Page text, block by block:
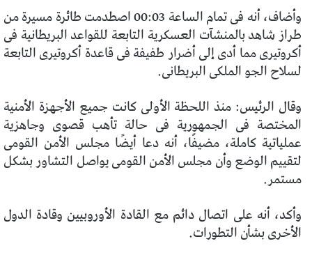
وأضاف، أنه فى تمام الساعة 00:03 اصطدمت طائرة مسيرة من
طراز شاهد بالمنشآت العسكرية التابعة للقواعد البريطانية فى
أكروتيرى مما أدى إلى أضرار طفيفة فى قاعدة أكروتيرى التابعة
لسلاح الجو الملكى البريطانى.
وقال الرئيس: منذ اللحظة الأولى كانت جميع الأجهزة الأمنية
المختصة فى الجمهورية فى حالة تأهب قصوى وجاهزية
عملياتية كاملة، مضيفًا، أنه دعا أيضًا مجلس الأمن القومى
لتقييم الوضع وأن مجلس الأمن القومى يواصل التشاور بشكل
مستمر.
وأكد، أنه على اتصال دائم مع القادة الأوروبيين وقادة الدول
الأخرى بشأن التطورات.